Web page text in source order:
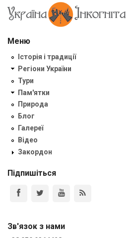
Меню
Історія і традиції
Регіони України
Тури
Пам'ятки
Природа
Блог
Галереї
Відео
Закордон
Підпишіться
Зв'язок з нами